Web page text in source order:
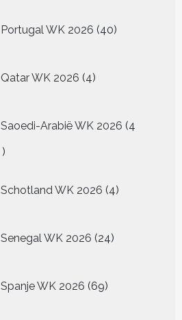
Portugal WK 2026 40
producten
Qatar WK 2026 4
producten
Saoedi-Arabië WK 2026 4
4
Schotland WK 2026 4
producten
Senegal WK 2026 24
producten
Spanje WK 2026 69
producten